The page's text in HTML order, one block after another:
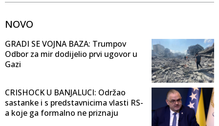
NOVO
GRADI SE VOJNA BAZA: Trumpov
Odbor za mir dodijelio prvi ugovor u
Gazi
CRISHOCK U BANJALUCI: Održao
sastanke i s predstavnicima vlasti RS-
a koje ga formalno ne priznaju